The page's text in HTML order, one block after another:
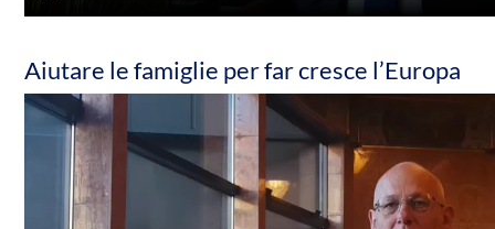
Aiutare le famiglie per far cresce l’Europa